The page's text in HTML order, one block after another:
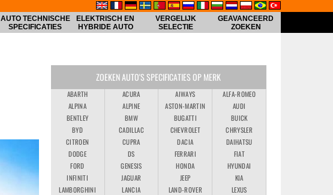
AUTO TECHNISCHE
SPECIFICATIES
ELEKTRISCH EN
HYBRIDE AUTO
VERGELIJK
SELECTIE
GEAVANCEERD
ZOEKEN
ZOEKEN AUTO'S SPECIFICATIES OP MERK
ABARTH ACURA AIWAYS
ALFA-ROMEO
ALPINA
ALPINE ASTON-MARTIN
AUDI
BENTLEY
BMW BUGATTI
BUICK
BYD
CADILLAC CHEVROLET
CHRYSLER
CITROEN
CUPRA DACIA
DAIHATSU
DODGE
DS FERRARI
FIAT
FORD
GENESIS HONDA
HYUNDAI
INFINITI
JAGUAR JEEP
KIA
LAMBORGHINI
LANCIA LAND-ROVER
LEXUS